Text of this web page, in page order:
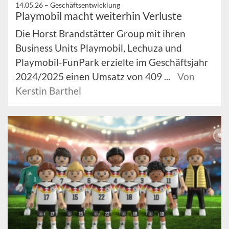
14.05.26 – Geschäftsentwicklung
Playmobil macht weiterhin Verluste
Die Horst Brandstätter Group mit ihren
Business Units Playmobil, Lechuza und
Playmobil-FunPark erzielte im Geschäftsjahr
2024/2025 einen Umsatz von 409 ...
Von
Kerstin Barthel